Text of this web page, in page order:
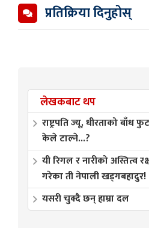
प्रतिक्रिया दिनुहोस्
लेखकबाट थप
राष्ट्रपति ज्यू, धीरताको
केले टाल्ने...?
यी रिगल र नारीको अस्तित्व
गरेका ती नेपाली खड्गबहादुर!
यसरी चुक्दै छन् हाम्रा दल